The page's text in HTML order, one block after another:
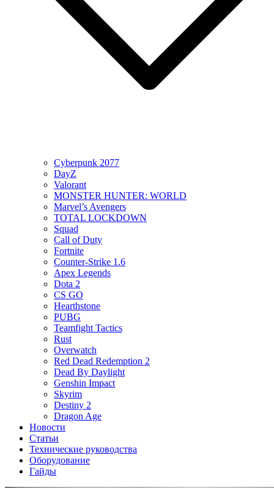
Cyberpunk 2077
DayZ
Valorant
MONSTER HUNTER: WORLD
Marvel’s Avengers
TOTAL LOCKDOWN
Squad
Call of Duty
Fortnite
Counter-Strike 1.6
Apex Legends
Dota 2
CS GO
Hearthstone
PUBG
Teamfight Tactics
Rust
Overwatch
Red Dead Redemption 2
Dead By Daylight
Genshin Impact
Skyrim
Destiny 2
Dragon Age
Новости
Статьи
Технические руководства
Оборудование
Гайды